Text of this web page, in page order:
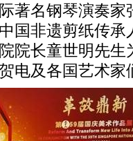
著名钢琴演奏家
国非遗剪纸传承
院长童世明先生
电及各国艺术家